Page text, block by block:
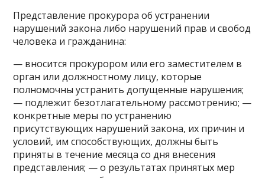
Представление прокурора об устранении
нарушений закона либо нарушений прав и свобод
человека и гражданина:
— вносится прокурором или его заместителем в
орган или должностному лицу, которые
полномочны устранить допущенные нарушения;
— подлежит безотлагательному рассмотрению; —
конкретные меры по устранению
присутствующих нарушений закона, их причин и
условий, им способствующих, должны быть
приняты в течение месяца со дня внесения
представления; — о результатах принятых мер